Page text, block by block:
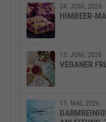
24. JUNI, 2026
HIMBEER-
15. JUNI, 2026
VEGANER
11. MAI, 2026